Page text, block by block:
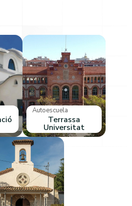
Autoescuela
Terrassa
Universitat